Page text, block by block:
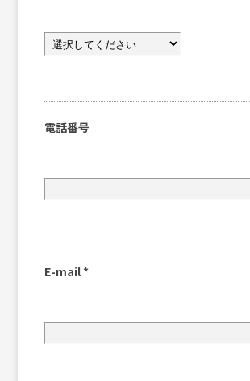
電話番号
E-mail *